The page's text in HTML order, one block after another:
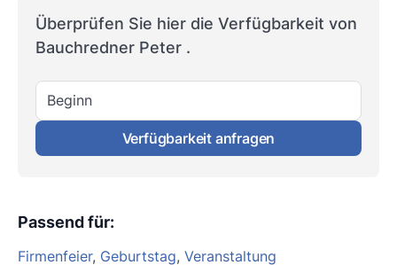
Überprüfen Sie hier die Verfügbarkeit von
Bauchredner Peter .
Beginn
Verfügbarkeit anfragen
Passend für:
Firmenfeier, Geburtstag, Veranstaltung